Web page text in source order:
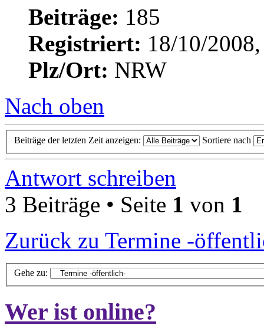
Beiträge: 185
Registriert: 18/10/
Plz/Ort: NRW
Nach oben
Beiträge der letzten Zeit anzeigen: Sortiere nach
Antwort schreiben
3 Beiträge • Seite 1 von 1
Zurück zu Termine -
Gehe zu:
Wer ist online?